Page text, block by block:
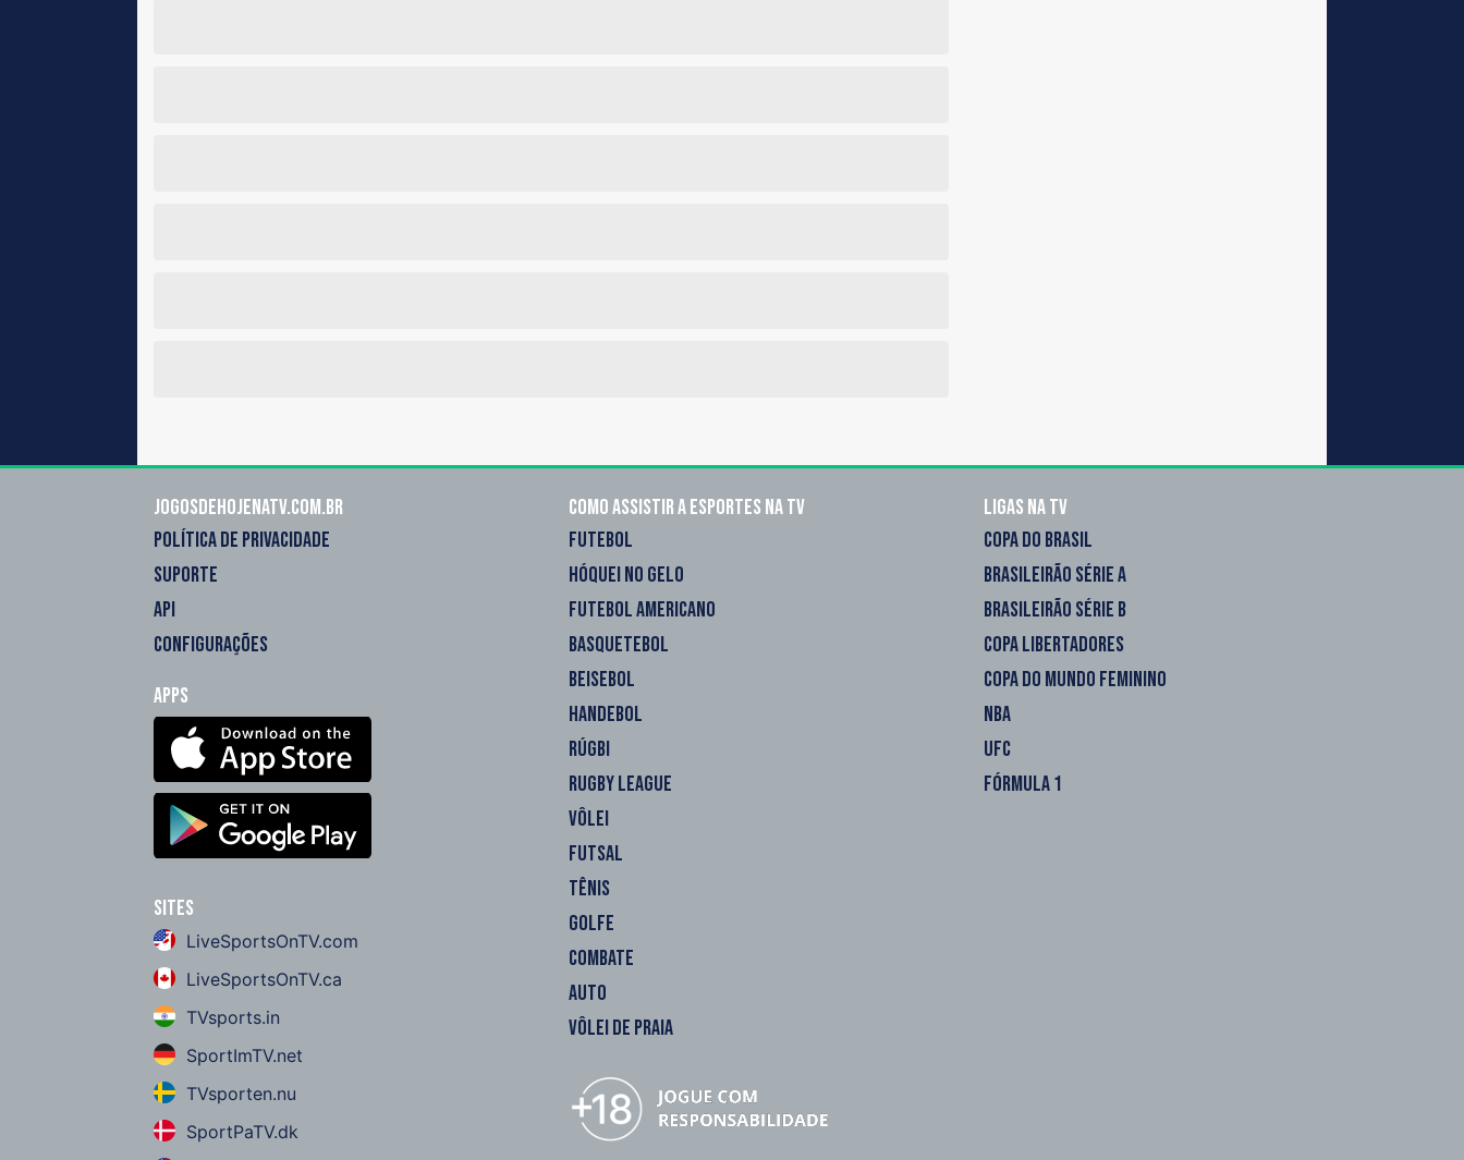
Jogosdehojenatv.com.br
POLÍTICA DE PRIVACIDADE
SUPORTE
API
CONFIGURAÇÕES
Apps
Sites
LiveSportsOnTV.com
LiveSportsOnTV.ca
TVsports.in
SportImTV.net
TVsporten.nu
SportPaTV.dk
Como assistir a esportes na TV
FUTEBOL
HÓQUEI NO GELO
FUTEBOL AMERICANO
BASQUETEBOL
BEISEBOL
HANDEBOL
RÚGBI
RUGBY LEAGUE
VÔLEI
FUTSAL
TÊNIS
GOLFE
COMBATE
AUTO
VÔLEI DE PRAIA
Ligas na TV
COPA DO BRASIL
BRASILEIRÃO SÉRIE A
BRASILEIRÃO SÉRIE B
COPA LIBERTADORES
COPA DO MUNDO FEMININO
NBA
UFC
FÓRMULA 1